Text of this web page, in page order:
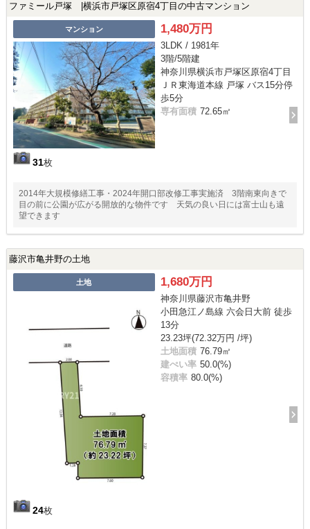
ファミール戸塚 |横浜市戸塚区原宿4丁目の中古マンション
マンション
31枚
1,480万円
3LDK / 1981年
3階/5階建
神奈川県横浜市戸塚区原宿4丁目
ＪＲ東海道本線 戸塚 バス15分停
歩5分
専有面積 72.65㎡
2014年大規模修繕工事・2024年開口部改修工事実施済 3階南東向きで
目の前に公園が広がる開放的な物件です 天気の良い日には富士山も遠
望できます
藤沢市亀井野の土地
土地
24枚
1,680万円
神奈川県藤沢市亀井野
小田急江ノ島線 六会日大前 徒歩
13分
23.23坪(72.32万円 /坪)
土地面積 76.79㎡
建ぺい率 50.0(%)
容積率 80.0(%)